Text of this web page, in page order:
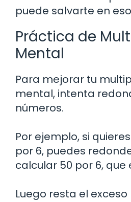
puede salvarte en
Práctica de
Mental
Para mejorar tu
mental, intenta
números.
Por ejemplo, si
por 6, puedes
calcular 50 por 6, que
Luego resta el exceso